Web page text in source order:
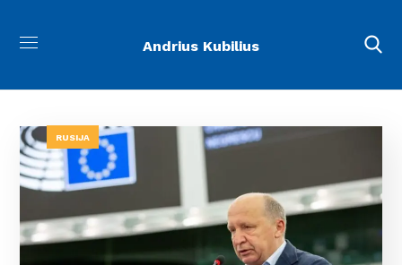
Andrius Kubilius
RUSIJA